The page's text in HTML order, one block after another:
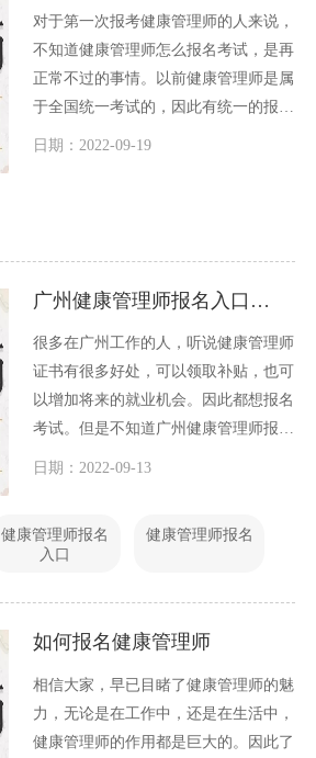
对于第一次报考健康管理师的人来说，
不知道健康管理师怎么报名考试，是再
正常不过的事情。以前健康管理师是属
于全国统一考试的，因此有统一的报名
方式，如今经过改革后，每一个省份的
日期：2022-09-19
广州健康管理师报名入口在哪
很多在广州工作的人，听说健康管理师
证书有很多好处，可以领取补贴，也可
以增加将来的就业机会。因此都想报名
考试。但是不知道广州健康管理师报名
入口在哪里，今天小编就和大家一起探
日期：2022-09-13
健康管理师报名
入口
健康管理师报名
如何报名健康管理师
相信大家，早已目睹了健康管理师的魅
力，无论是在工作中，还是在生活中，
健康管理师的作用都是巨大的。因此了